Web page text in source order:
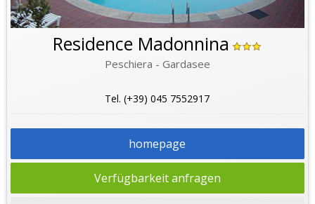
Residence Madonnina
Peschiera - Gardasee
Tel. (+39) 045 7552917
homepage
Verfügbarkeit anfragen